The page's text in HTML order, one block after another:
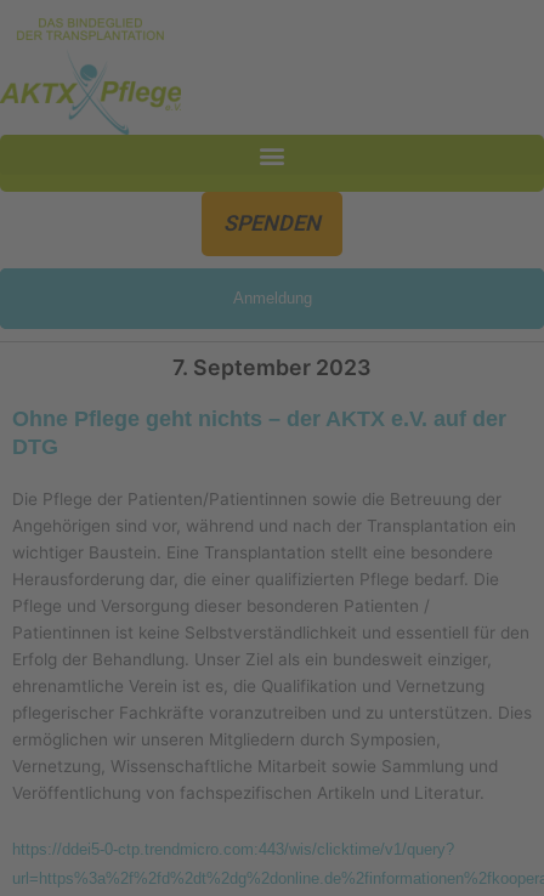
springen
Inhalt
SPENDEN
Anmeldung
7. September 2023
Ohne Pflege geht nichts – der AKTX e.V. auf der
DTG
Die Pflege der Patienten/Patientinnen sowie die Betreuung der
Angehörigen sind vor, während und nach der Transplantation ein
wichtiger Baustein. Eine Transplantation stellt eine besondere
Herausforderung dar, die einer qualifizierten Pflege bedarf. Die
Pflege und Versorgung dieser besonderen Patienten /
Patientinnen ist keine Selbstverständlichkeit und essentiell für den
Erfolg der Behandlung. Unser Ziel als ein bundesweit einziger,
ehrenamtliche Verein ist es, die Qualifikation und Vernetzung
pflegerischer Fachkräfte voranzutreiben und zu unterstützen. Dies
ermöglichen wir unseren Mitgliedern durch Symposien,
Vernetzung, Wissenschaftliche Mitarbeit sowie Sammlung und
Veröffentlichung von fachspezifischen Artikeln und Literatur.
https://ddei5-0-ctp.trendmicro.com:443/wis/clicktime/v1/query?